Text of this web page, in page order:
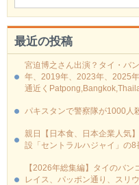
最近の投稿
宮迫博之さん出演？タイ・バ
年、2019年、2023年、2025
通近く
パキスタンで警察隊が1000人
親日【日本食、日本企業人気
設「セントラルハジャイ」の8
【2026年総集編】タイのバ
レイス、パッポン通り、スリ